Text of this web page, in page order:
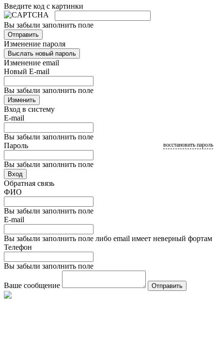
Введите код с картинки
Вы забыли заполнить поле
Отправить
Изменение пароля
Выслать новый пароль
Изменение email
Новый E-mail
Вы забыли заполнить поле
Изменить
Вход в систему
E-mail
Вы забыли заполнить поле
Пароль
Вы забыли заполнить поле
восстановить пароль
Вход
Обратная связь
ФИО
Вы забыли заполнить поле
E-mail
Вы забыли заполнить поле либо email имеет неверный фортам
Телефон
Вы забыли заполнить поле
Ваше сообщение Отправить